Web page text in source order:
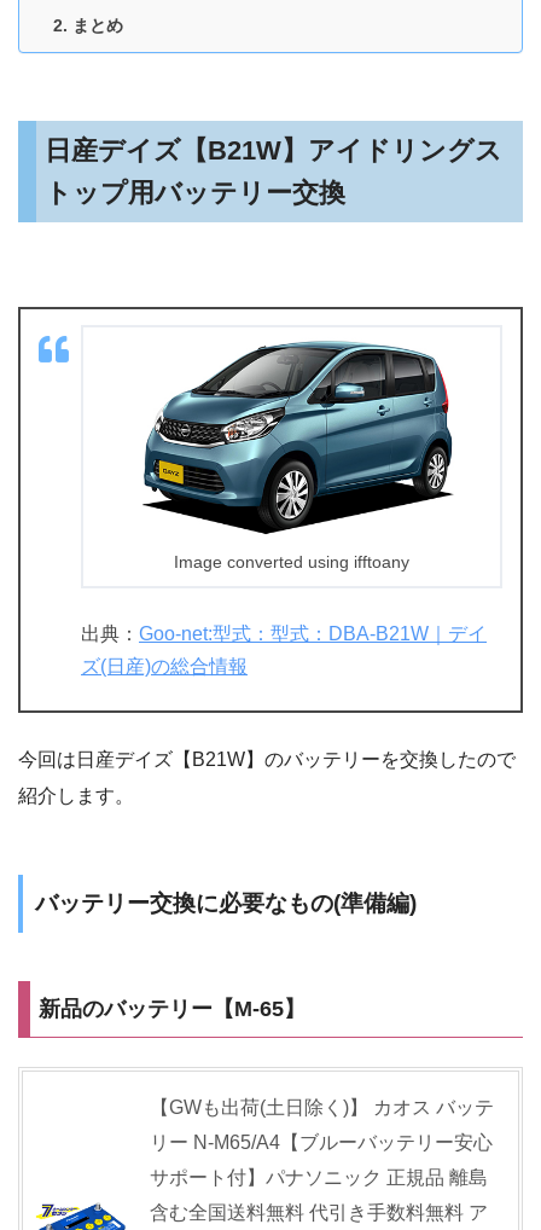
まとめ
日産デイズ【B21W】アイドリングス
トップ用バッテリー交換
Image converted using ifftoany
出典： Goo-net:型式：型式：DBA-B21W｜デイ
ズ(日産)の総合情報
今回は日産デイズ【B21W】のバッテリーを交換したので
紹介します。
バッテリー交換に必要なもの(準備編)
新品のバッテリー【M-65】
【GWも出荷(土日除く)】 カオス バッテ
リー N-M65/A4【ブルーバッテリー安心
サポート付】パナソニック 正規品 離島
含む全国送料無料 代引き手数料無料 ア